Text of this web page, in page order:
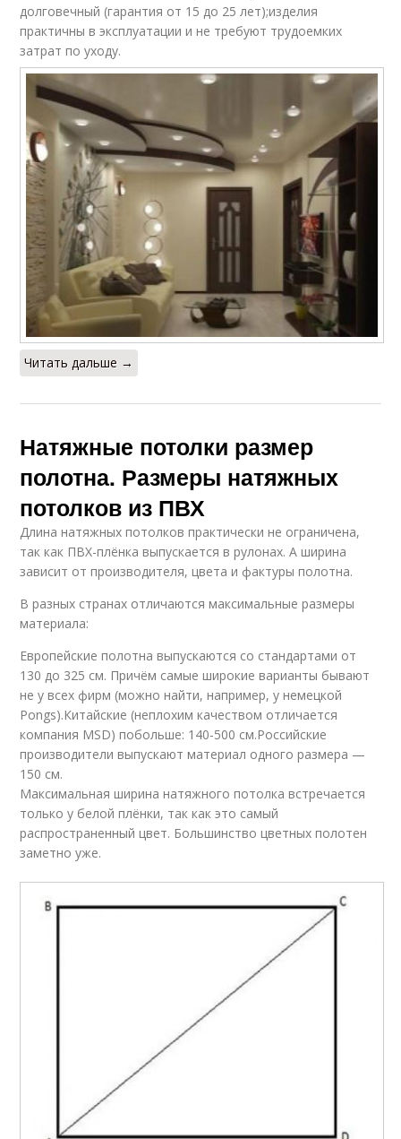
долговечный (гарантия от 15 до 25 лет);изделия
практичны в эксплуатации и не требуют трудоемких
затрат по уходу.
Читать дальше →
Натяжные потолки размер
полотна. Размеры натяжных
потолков из ПВХ
Длина натяжных потолков практически не ограничена,
так как ПВХ-плёнка выпускается в рулонах. А ширина
зависит от производителя, цвета и фактуры полотна.
В разных странах отличаются максимальные размеры
материала:
Европейские полотна выпускаются со стандартами от
130 до 325 см. Причём самые широкие варианты бывают
не у всех фирм (можно найти, например, у немецкой
Pongs).Китайские (неплохим качеством отличается
компания MSD) побольше: 140-500 см.Российские
производители выпускают материал одного размера —
150 см.
Максимальная ширина натяжного потолка встречается
только у белой плёнки, так как это самый
распространенный цвет. Большинство цветных полотен
заметно уже.